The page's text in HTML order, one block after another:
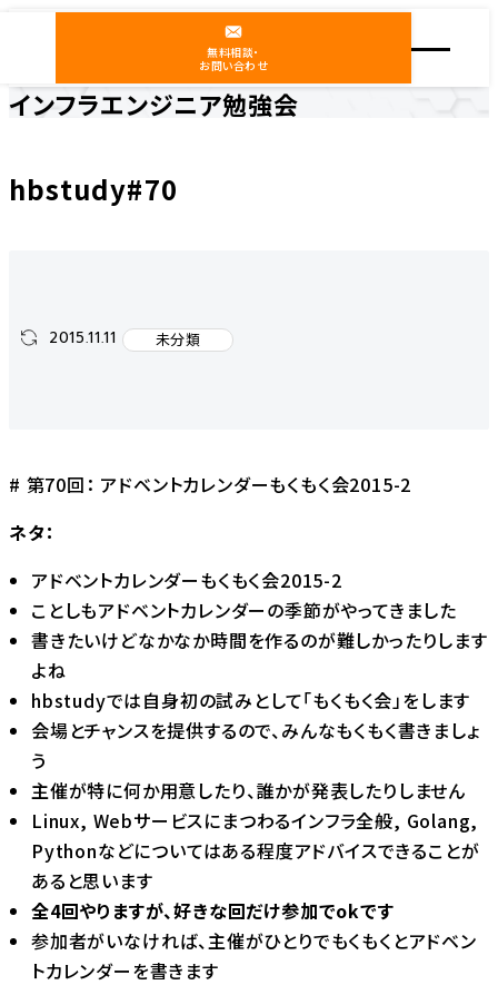
無料相談・
お問い合わせ
インフラエンジニア勉強会
hbstudy#70
2015.11.11 未分類
# 第70回： アドベントカレンダーもくもく会2015-2
ネタ：
アドベントカレンダーもくもく会2015-2
ことしもアドベントカレンダーの季節がやってきました
書きたいけどなかなか時間を作るのが難しかったりします
よね
hbstudyでは自身初の試みとして「もくもく会」をします
会場とチャンスを提供するので、みんなもくもく書きましょ
う
主催が特に何か用意したり、誰かが発表したりしません
Linux, Webサービスにまつわるインフラ全般, Golang,
Pythonなどについてはある程度アドバイスできることが
あると思います
全4回やりますが、好きな回だけ参加でokです
参加者がいなければ、主催がひとりでもくもくとアドベン
トカレンダーを書きます